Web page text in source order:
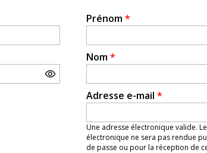
Prénom*
Nom*
Adresse e-mail *
Une adresse électronique valide.
électronique ne sera pas rendue
de passe ou pour la réception de